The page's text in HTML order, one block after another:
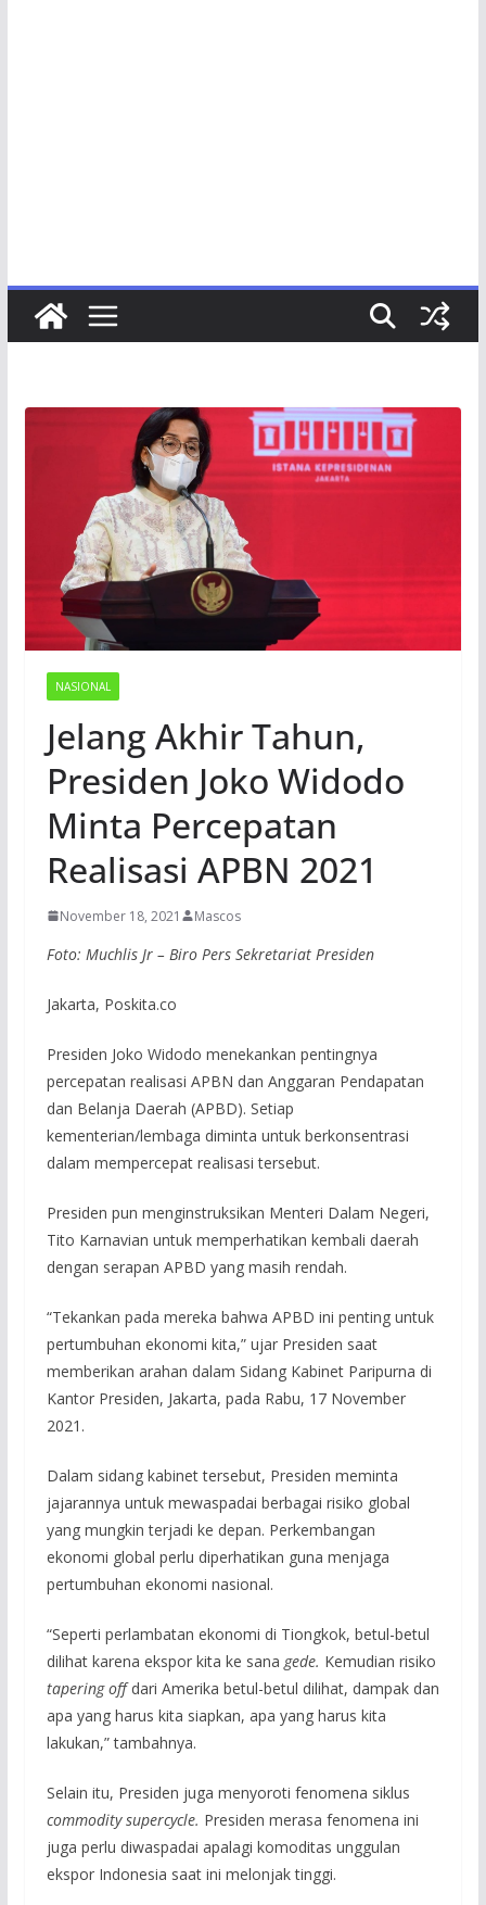
NASIONAL
Jelang Akhir Tahun,
Presiden Joko Widodo
Minta Percepatan
Realisasi APBN 2021
November 18, 2021 Mascos
Foto: Muchlis Jr – Biro Pers Sekretariat Presiden
Jakarta, Poskita.co
Presiden Joko Widodo menekankan pentingnya
percepatan realisasi APBN dan Anggaran Pendapatan
dan Belanja Daerah (APBD). Setiap
kementerian/lembaga diminta untuk berkonsentrasi
dalam mempercepat realisasi tersebut.
Presiden pun menginstruksikan Menteri Dalam Negeri,
Tito Karnavian untuk memperhatikan kembali daerah
dengan serapan APBD yang masih rendah.
“Tekankan pada mereka bahwa APBD ini penting untuk
pertumbuhan ekonomi kita,” ujar Presiden saat
memberikan arahan dalam Sidang Kabinet Paripurna di
Kantor Presiden, Jakarta, pada Rabu, 17 November
2021.
Dalam sidang kabinet tersebut, Presiden meminta
jajarannya untuk mewaspadai berbagai risiko global
yang mungkin terjadi ke depan. Perkembangan
ekonomi global perlu diperhatikan guna menjaga
pertumbuhan ekonomi nasional.
“Seperti perlambatan ekonomi di Tiongkok, betul-betul
dilihat karena ekspor kita ke sana gede. Kemudian risiko
tapering offdari Amerika betul-betul dilihat, dampak dan
apa yang harus kita siapkan, apa yang harus kita
lakukan,” tambahnya.
Selain itu, Presiden juga menyoroti fenomena siklus
commodity supercycle. Presiden merasa fenomena ini
juga perlu diwaspadai apalagi komoditas unggulan
ekspor Indonesia saat ini melonjak tinggi.